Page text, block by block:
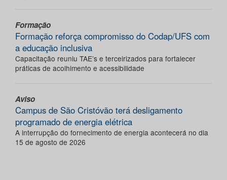
Formação
Formação reforça compromisso do Codap/UFS com
a educação inclusiva
Capacitação reuniu TAE’s e terceirizados para fortalecer
práticas de acolhimento e acessibilidade
Aviso
Campus de São Cristóvão terá desligamento
programado de energia elétrica
A interrupção do fornecimento de energia acontecerá no dia
15 de agosto de 2026